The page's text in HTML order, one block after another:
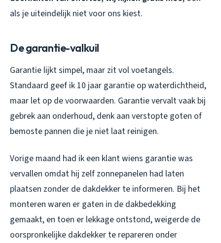
als je uiteindelijk niet voor ons kiest.
De garantie-valkuil
Garantie lijkt simpel, maar zit vol voetangels.
Standaard geef ik 10 jaar garantie op waterdichtheid,
maar let op de voorwaarden. Garantie vervalt vaak bij
gebrek aan onderhoud, denk aan verstopte goten of
bemoste pannen die je niet laat reinigen.
Vorige maand had ik een klant wiens garantie was
vervallen omdat hij zelf zonnepanelen had laten
plaatsen zonder de dakdekker te informeren. Bij het
monteren waren er gaten in de dakbedekking
gemaakt, en toen er lekkage ontstond, weigerde de
oorspronkelijke dakdekker te repareren onder